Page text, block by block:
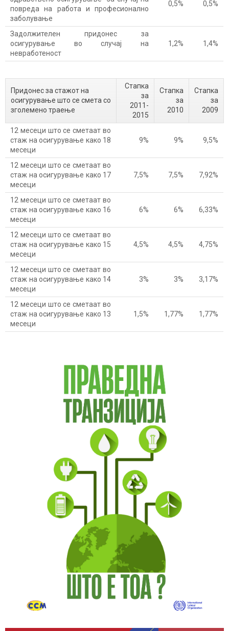
повреда на работа и професионално
заболување
0,5% 0,5%
Задолжителен придонес за
осигурување во случај на
невработеност
1,2% 1,4%
Придонес за стажот на
осигурување што се смета со
зголемено траење
Стапка
за
2011-
2015
Стапка
за
2010
Стапка
за
2009
12 месеци што се сметаат во
стаж на осигурување како 18
месеци
9% 9% 9,5%
12 месеци што се сметаат во
стаж на осигурување како 17
месеци
7,5% 7,5% 7,92%
12 месеци што се сметаат во
стаж на осигурување како 16
месеци
6% 6% 6,33%
12 месеци што се сметаат во
стаж на осигурување како 15
месеци
4,5% 4,5% 4,75%
12 месеци што се сметаат во
стаж на осигурување како 14
месеци
3% 3% 3,17%
12 месеци што се сметаат во
стаж на осигурување како 13
месеци
1,5% 1,77% 1,77%